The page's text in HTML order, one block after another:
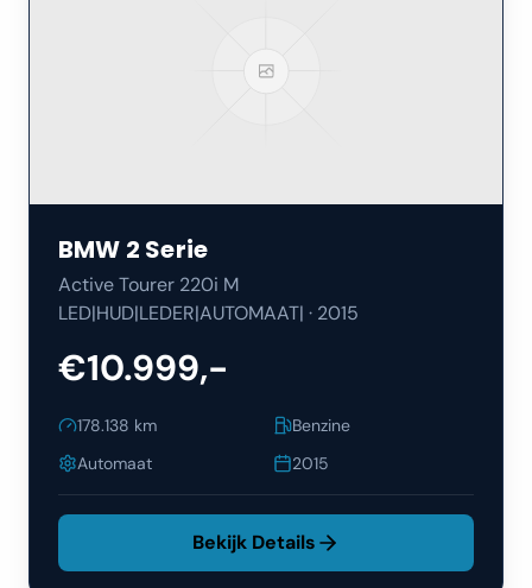
BMW 2 Serie
Active Tourer 220i M
LED|HUD|LEDER|AUTOMAAT| · 2015
€10.999,-
178.138 km
Benzine
Automaat
2015
Bekijk Details